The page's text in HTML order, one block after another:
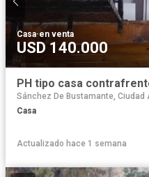
Casa·en venta
USD 140.000
PH tipo casa
Sánchez De Bustamante, Ciudad
Casa
Actualizado hace 1 semana